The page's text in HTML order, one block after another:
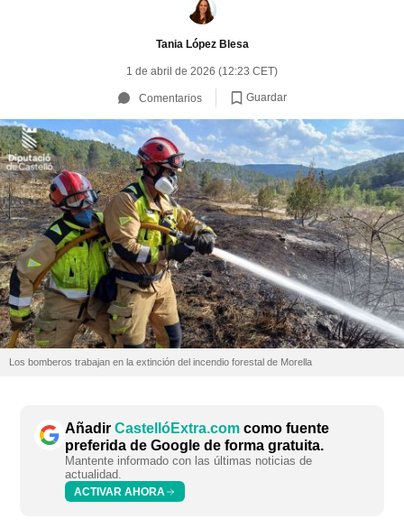
Tania López Blesa
1 de abril de 2026 (12:23 CET)
Comentarios Guardar
Los bomberos trabajan en la extinción del incendio forestal de Morella
Añadir CastellóExtra.com como fuente
preferida de Google de forma gratuita.
Mantente informado con las últimas noticias de
actualidad.
ACTIVAR AHORA